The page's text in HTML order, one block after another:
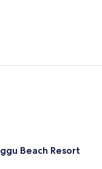
Beach Resort
Beach Resort